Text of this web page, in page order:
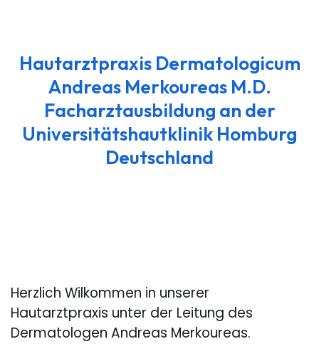
Hautarztpraxis Dermatologicum
Andreas Merkoureas M.D.
Facharztausbildung an der
Universitätshautklinik Homburg
Deutschland
Herzlich Wilkommen in unserer
Hautarztpraxis unter der Leitung des
Dermatologen Andreas Merkoureas.